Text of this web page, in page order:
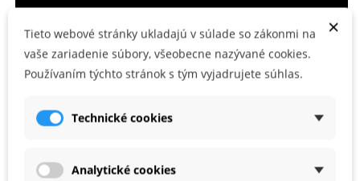
×
Tieto webové stránky ukladajú v súlade so zákonmi na
vaše zariadenie súbory, všeobecne nazývané cookies.
Používaním týchto stránok s tým vyjadrujete súhlas.
Technické cookies
Analytické cookies